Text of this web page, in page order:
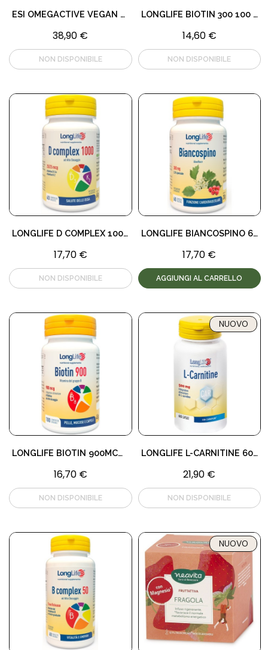
ESI OMEGACTIVE VEGAN 120VEGICP
38,90 €
LONGLIFE BIOTIN 300 100 COMPRESSE
14,60 €
LONGLIFE D COMPLEX 1000 60 COMPRESSE
17,70 €
LONGLIFE BIANCOSPINO 60 CAPSULE
17,70 €
AGGIUNGI AL CARRELLO
LONGLIFE BIOTIN 900MCG 100 COMPRESSE
16,70 €
NUOVO
LONGLIFE L-CARNITINE 60 CAPSULE
21,90 €
NUOVO